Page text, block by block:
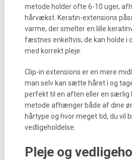
metode holder ofte 6-10 uger,
hårvækst. Keratin-extensions
varme, der smelter en lille
fæstnes enkeltvis; de kan holde i
med korrekt pleje.
Clip-in extensions er en mere
man selv kan sætte håret i og
perfekt til en aften eller en særlig
metode afhænger både af dine
hårtype og hvor meget tid, du vil
vedligeholdelse.
Pleje og